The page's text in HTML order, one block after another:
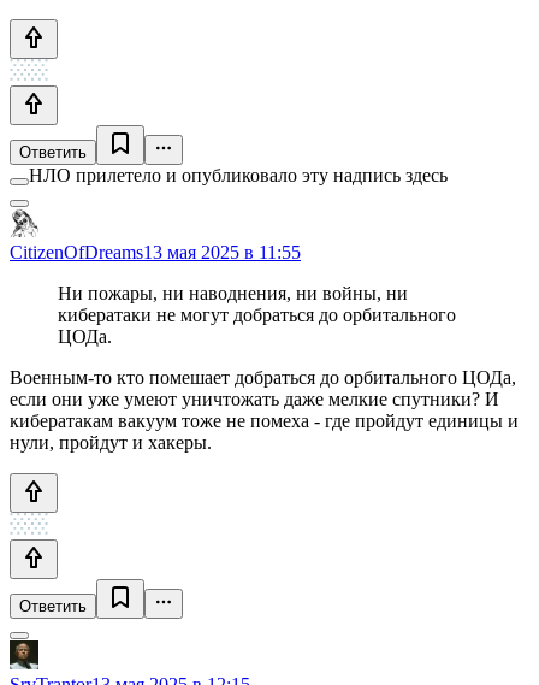
Ответить
НЛО прилетело и опубликовало эту надпись здесь
CitizenOfDreams13 мая 2025 в 11:55
Ни пожары, ни наводнения, ни войны, ни
кибератаки не могут добраться до орбитального
ЦОДа.
Военным-то кто помешает добраться до орбитального ЦОДа,
если они уже умеют уничтожать даже мелкие спутники? И
кибератакам вакуум тоже не помеха - где пройдут единицы и
нули, пройдут и хакеры.
Ответить